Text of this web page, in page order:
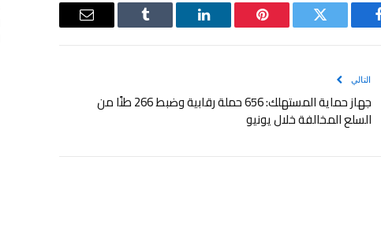
فيسبوك
تويتر بينتيريستلينكدإن Tumblr
البريد
التالي
جهاز حماية المستهلك: 656 حملة رقابية وضبط 266 طنًا من
السلع المخالفة خلال يونيو